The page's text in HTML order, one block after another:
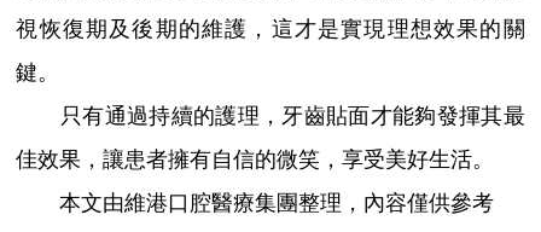
視恢復期及後期的維護，這才是實現理想效果的關
鍵。
只有通過持續的護理，牙齒貼面才能夠發揮其最
佳效果，讓患者擁有自信的微笑，享受美好生活。
本文由維港口腔醫療集團整理，內容僅供參考